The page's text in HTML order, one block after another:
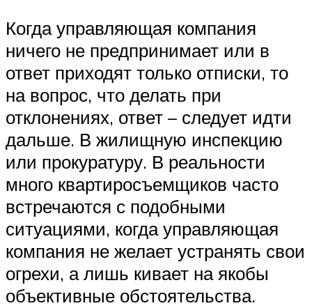
Когда управляющая компания
ничего не предпринимает или в
ответ приходят только отписки, то
на вопрос, что делать при
отклонениях, ответ – следует идти
дальше. В жилищную инспекцию
или прокуратуру. В реальности
много квартиросъемщиков часто
встречаются с подобными
ситуациями, когда управляющая
компания не желает устранять свои
огрехи, а лишь кивает на якобы
объективные обстоятельства.